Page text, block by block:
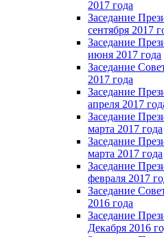
2017 года
Заседание
сентября 2017
Заседание
июня 2017 года
Заседание
2017 года
Заседание
апреля 2017
Заседание
марта 2017 года
Заседание
марта 2017 года
Заседание
февраля 2017
Заседание
2016 года
Заседание
Декабря 2016